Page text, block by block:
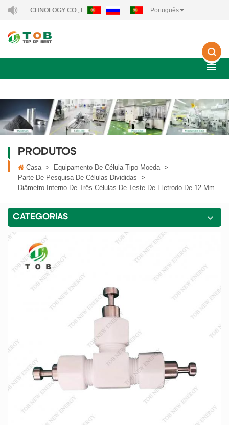
TECHNOLOGY CO., LTD.. Português
PRODUTOS
Casa > Equipamento De Célula Tipo Moeda >
Parte De Pesquisa De Células Divididas >
Diâmetro Interno De Três Células De Teste De Eletrodo De 12 Mm
CATEGORIAS